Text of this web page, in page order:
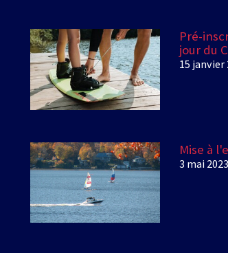
Pré-
jour du
15 janvier
Mise à
3 mai 2023